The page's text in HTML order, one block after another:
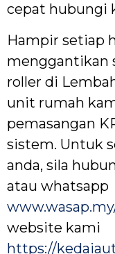
cepat hubungi
Hampir setiap
menggantikan
roller di
unit rumah
pemasangan
sistem. Untuk
anda, sila
atau whatsapp
website kami
https://